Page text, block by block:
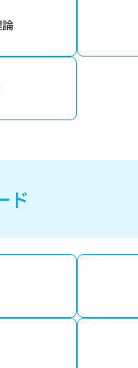
論
ド